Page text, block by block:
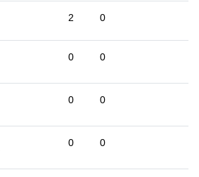
2 0
0 0
0 0
0 0